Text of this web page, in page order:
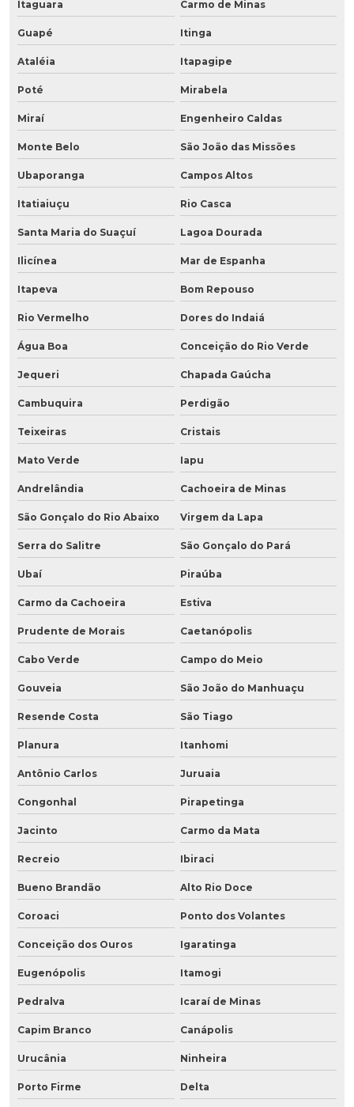
Itaguara Carmo de Minas
Guapé Itinga
Ataléia Itapagipe
Poté Mirabela
Miraí Engenheiro Caldas
Monte Belo São João das Missões
Ubaporanga Campos Altos
Itatiaiuçu Rio Casca
Santa Maria do Suaçuí Lagoa Dourada
Ilicínea Mar de Espanha
Itapeva Bom Repouso
Rio Vermelho Dores do Indaiá
Água Boa Conceição do Rio Verde
Jequeri Chapada Gaúcha
Cambuquira Perdigão
Teixeiras Cristais
Mato Verde Iapu
Andrelândia Cachoeira de Minas
São Gonçalo do Rio Abaixo Virgem da Lapa
Serra do Salitre São Gonçalo do Pará
Ubaí Piraúba
Carmo da Cachoeira Estiva
Prudente de Morais Caetanópolis
Cabo Verde Campo do Meio
Gouveia São João do Manhuaçu
Resende Costa São Tiago
Planura Itanhomi
Antônio Carlos Juruaia
Congonhal Pirapetinga
Jacinto Carmo da Mata
Recreio Ibiraci
Bueno Brandão Alto Rio Doce
Coroaci Ponto dos Volantes
Conceição dos Ouros Igaratinga
Eugenópolis Itamogi
Pedralva Icaraí de Minas
Capim Branco Canápolis
Urucânia Ninheira
Porto Firme Delta